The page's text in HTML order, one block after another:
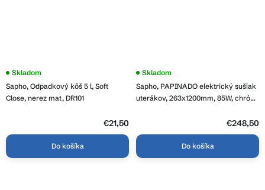
Sapho, Odpadkový kôš 5 l, Soft
Close, nerez mat, DR101
Skladom
€21,50
Do košíka
Sapho, PAPINADO elektrický sušiak
uterákov, 263x1200mm, 85W, chróm,
Skladom
€248,50
Do košíka